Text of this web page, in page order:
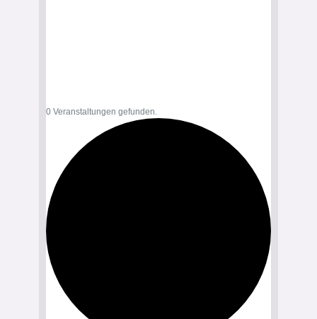
0 Veranstaltungen gefunden.